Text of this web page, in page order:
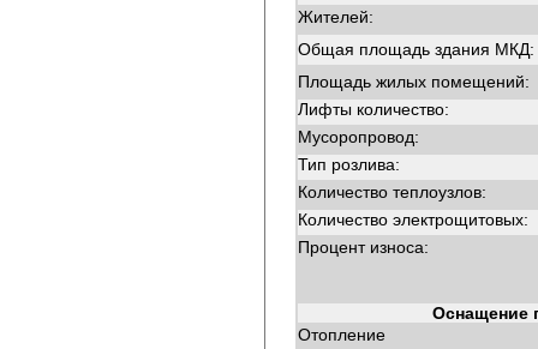
Жителей:
Общая площадь здания МКД:
Площадь жилых помещений:
Лифты количество:
Мусоропровод:
Тип розлива:
Количество теплоузлов:
Количество электрощитовых:
Процент износа:
Оснащение
Отопление